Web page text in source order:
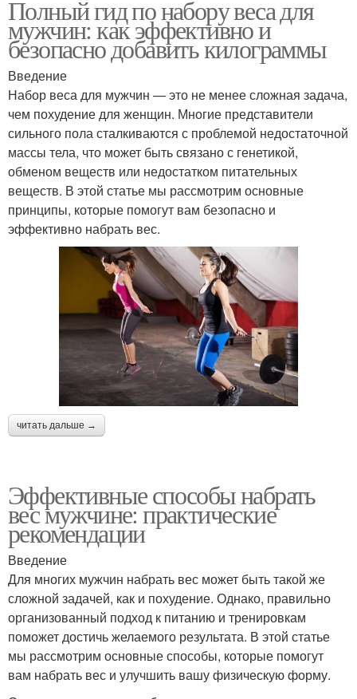
Полный гид по набору веса для
мужчин: как эффективно и
безопасно добавить килограммы
Введение
Набор веса для мужчин — это не менее сложная задача,
чем похудение для женщин. Многие представители
сильного пола сталкиваются с проблемой недостаточной
массы тела, что может быть связано с генетикой,
обменом веществ или недостатком питательных
веществ. В этой статье мы рассмотрим основные
принципы, которые помогут вам безопасно и
эффективно набрать вес.
читать дальше →
Эффективные способы набрать
вес мужчине: практические
рекомендации
Введение
Для многих мужчин набрать вес может быть такой же
сложной задачей, как и похудение. Однако, правильно
организованный подход к питанию и тренировкам
поможет достичь желаемого результата. В этой статье
мы рассмотрим основные способы, которые помогут
вам набрать вес и улучшить вашу физическую форму.